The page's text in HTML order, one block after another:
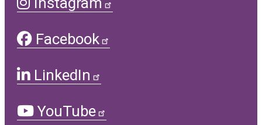
Facebook
LinkedIn
YouTube